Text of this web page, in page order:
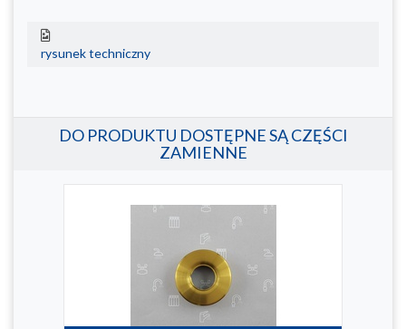
rysunek techniczny
DO PRODUKTU DOSTĘPNE SĄ CZĘŚCI
ZAMIENNE